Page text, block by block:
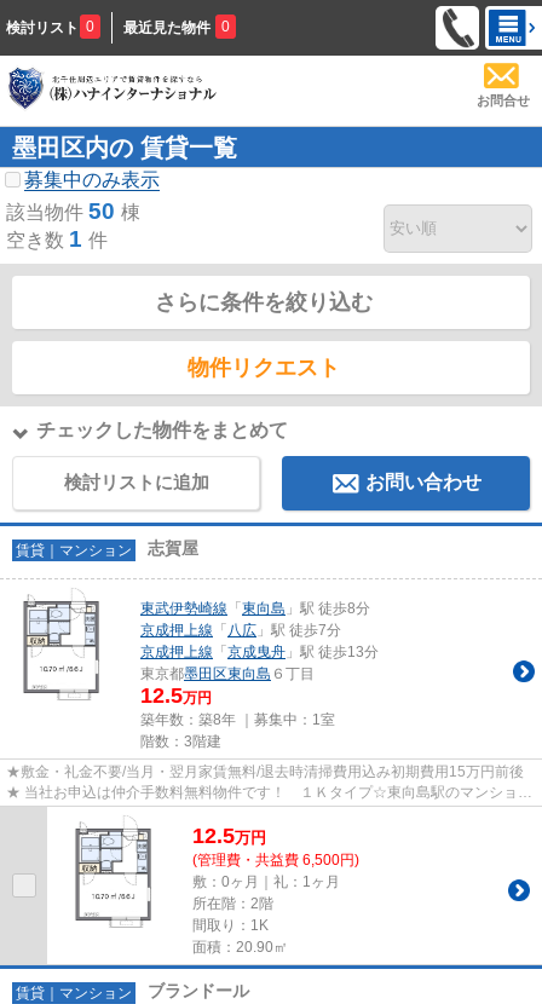
検討リスト 0 最近見た物件 0
お問合せ
墨田区内の 賃貸一覧
募集中のみ表示
該当物件 50 棟
空き数 1 件
さらに条件を絞り込む
物件リクエスト
チェックした物件をまとめて
検討リストに追加 お問い合わせ
賃貸｜マンション 志賀屋
東武伊勢崎線 「 東向島 」駅 徒歩8分
京成押上線 「 八広 」駅 徒歩7分
京成押上線 「 京成曳舟 」駅 徒歩13分
東京都墨田区東向島 ６丁目
12.5万円
築年数：築8年 ｜募集中： 1室
階数：3階建
★敷金・礼金不要/当月・翌月家賃無料/退去時清掃費用込み初期費用15万円前後
★ 当社お申込は仲介手数料無料物件です！ １Ｋタイプ☆東向島駅のマンション
【志賀屋】です！★東向島駅周...
12.5万円
(管理費・共益費 6,500円)
敷：0ヶ月｜礼：1ヶ月
所在階：2階
間取り：1K
面積：20.90㎡
賃貸｜マンション ブランドール